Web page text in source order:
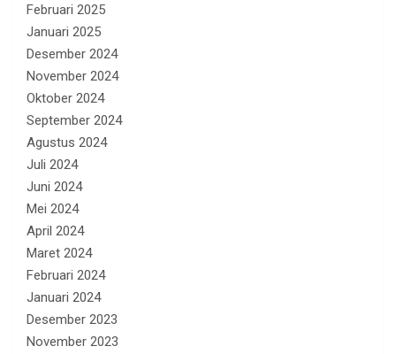
Februari 2025
Januari 2025
Desember 2024
November 2024
Oktober 2024
September 2024
Agustus 2024
Juli 2024
Juni 2024
Mei 2024
April 2024
Maret 2024
Februari 2024
Januari 2024
Desember 2023
November 2023